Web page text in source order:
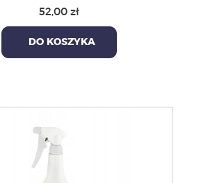
52,00 zł
DO KOSZYKA